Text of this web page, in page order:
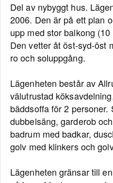
Del av nybyggt hus.
2006. Den är på ett plan
upp med stor balkong
Den vetter åt öst-syd-öst
ro och soluppgång.
Lägenheten består av
välutrustad
bäddsoffa för 2 personer.
dubbelsäng, garderob
badrum med badkar,
golv med klinkers och
Lägenheten gränsar till